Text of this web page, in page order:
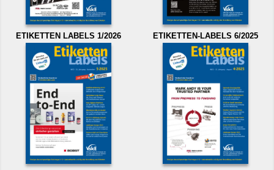
ETIKETTEN LABELS 1/2026 ETIKETTEN-LABELS 6/2025